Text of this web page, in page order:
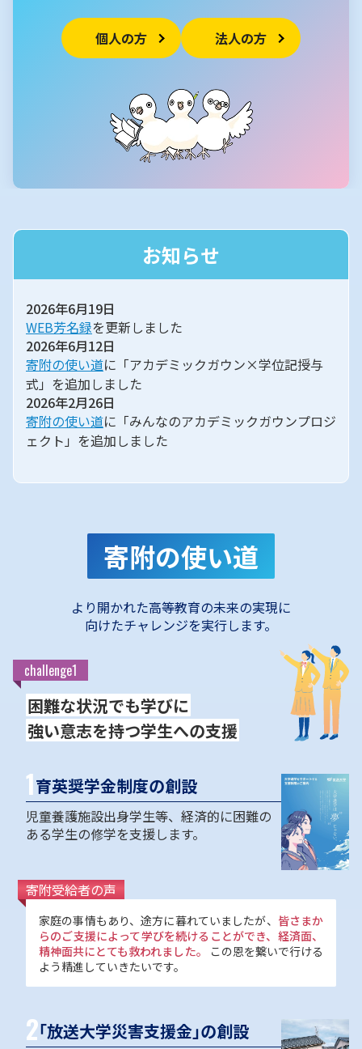
個人の方 法人の方
お知らせ
2026年6月19日
WEB芳名録を更新しました
2026年6月12日
寄附の使い道に「アカデミックガウン×学位記授与
式」を追加しました
2026年2月26日
寄附の使い道に「みんなのアカデミックガウンプロジ
ェクト」を追加しました
寄附の使い道
より開かれた高等教育の未来の実現に
向けたチャレンジを実行します。
challenge1
困難な状況でも学びに
強い意志を持つ学生への支援
1育英奨学金制度の創設
児童養護施設出身学生等、経済的に困難の
ある学生の修学を支援します。
寄附受給者の声
家庭の事情もあり、途方に暮れていましたが、 皆さまか
らのご支援によって学びを続けることができ、経済面、
精神面共にとても救われました。
この恩を繋いで行ける
よう精進していきたいです。
2「放送大学災害支援金」の創設